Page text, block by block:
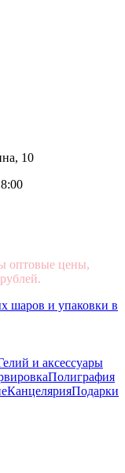
10
оптовые цены,
и аксессуары
Полиграфия
КанцелярияПодарки